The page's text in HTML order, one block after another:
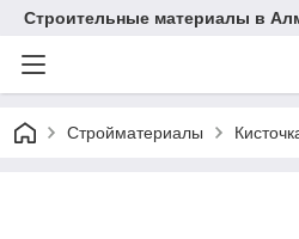
Строительные материалы в
Стройматериалы